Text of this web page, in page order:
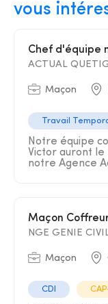
vous
Chef
ACTUAL
Maçon
Travail
Notre équipe
Victor auront le
notre Agence
Maçon
NGE GENIE
Maçon
CDI